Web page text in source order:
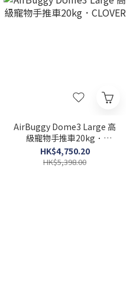
AirBuggy Dome3 Large 高
級寵物手推車20kg．
CLOVER
HK$4,750.20
HK$5,398.00